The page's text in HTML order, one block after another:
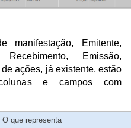
Emitente,
Emissão,
ações, já existente, estão
e campos com
O que representa